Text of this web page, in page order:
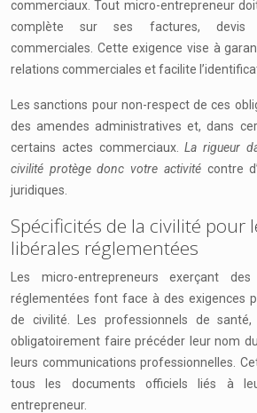
commerciaux. Tout micro-entrepreneur
complète sur ses factures, devis
commerciales. Cette exigence vise à
relations commerciales et facilite
Les sanctions pour non-respect de ces
des amendes administratives et, dans
certains actes commerciaux.La rigueur
civilité protège donc votre activité contre
juridiques.
Spécificités de la civilité pour
libérales réglementées
Les micro-entrepreneurs exerçant
réglementées font face à des exigences
de civilité. Les professionnels de
obligatoirement faire précéder leur nom
leurs communications professionnelles.
tous les documents officiels liés à
entrepreneur.